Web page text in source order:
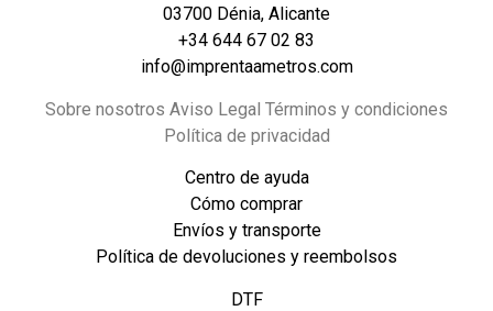
03700 Dénia, Alicante
+34 644 67 02 83
info@imprentaametros.com
Sobre nosotros Aviso Legal Términos y condiciones
Política de privacidad
Centro de ayuda
Cómo comprar
Envíos y transporte
Política de devoluciones y reembolsos
DTF